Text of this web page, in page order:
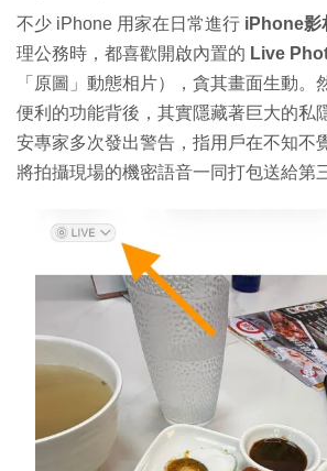
不少 iPhone 用家在日常進行 iPhone影
理公務時，都喜歡開啟內置的 Live
「原圖」動態相片），貪其畫面生動。
便利的功能背後，其實隱藏著巨大的私
安專家多次發出警告，指用戶在不知不
將拍攝現場的機密語音一同打包送給第